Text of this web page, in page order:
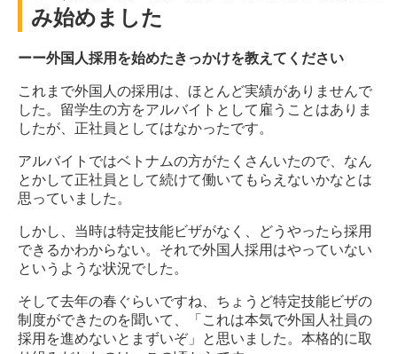
み始めました
ーー外国人採用を始めたきっかけを教えてください
これまで外国人の採用は、ほとんど実績がありませんで
した。留学生の方をアルバイトとして雇うことはありま
したが、正社員としてはなかったです。
アルバイトではベトナムの方がたくさんいたので、なん
とかして正社員として続けて働いてもらえないかなとは
思っていました。
しかし、当時は特定技能ビザがなく、どうやったら採用
できるかわからない。それで外国人採用はやっていない
というような状況でした。
そして去年の春ぐらいですね、ちょうど特定技能ビザの
制度ができたのを聞いて、「これは本気で外国人社員の
採用を進めないとまずいぞ」と思いました。本格的に取